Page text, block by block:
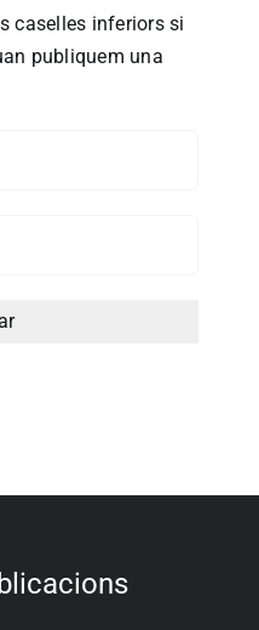
caselles inferiors si
publiquem una